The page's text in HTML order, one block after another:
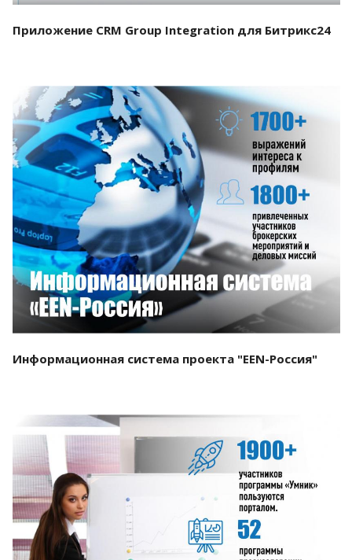
Приложение CRM Group Integration для Битрикс24
Смотреть проект
Информационная система проекта "EEN-Россия"
Смотреть проект